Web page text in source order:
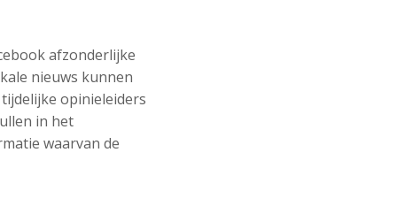
afzonderlijke
nieuws kunnen
opinieleiders
in het
waarvan de